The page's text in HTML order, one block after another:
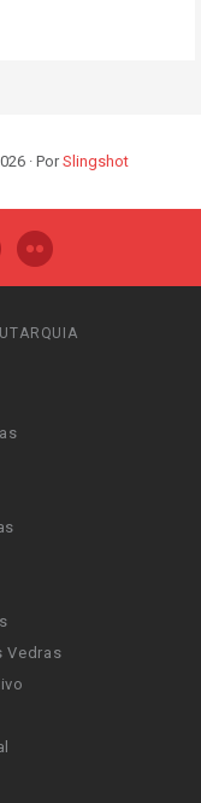
· PorSlingshot
Vedras